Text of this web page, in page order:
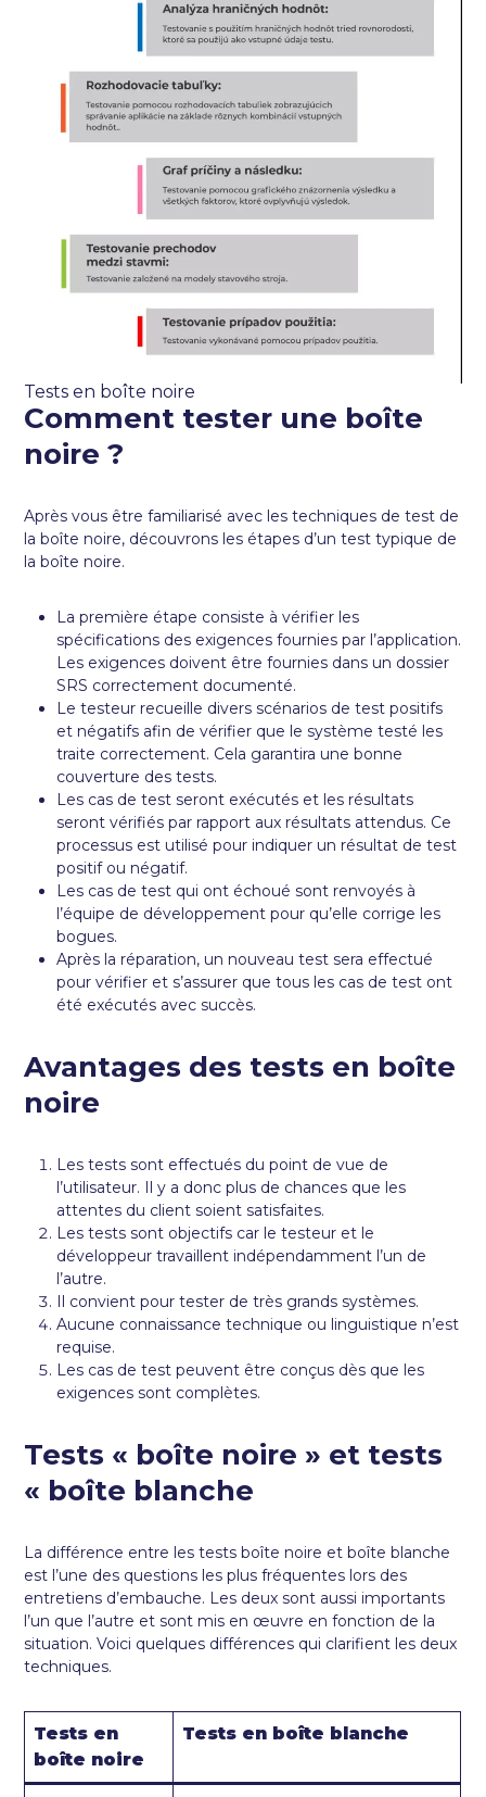
Tests en boîte noire
Comment tester une boîte
noire ?
Après vous être familiarisé avec les techniques de test de
la boîte noire, découvrons les étapes d’un test typique de
la boîte noire.
La première étape consiste à vérifier les
spécifications des exigences fournies par l’application.
Les exigences doivent être fournies dans un dossier
SRS correctement documenté.
Le testeur recueille divers scénarios de test positifs
et négatifs afin de vérifier que le système testé les
traite correctement. Cela garantira une bonne
couverture des tests.
Les cas de test seront exécutés et les résultats
seront vérifiés par rapport aux résultats attendus. Ce
processus est utilisé pour indiquer un résultat de test
positif ou négatif.
Les cas de test qui ont échoué sont renvoyés à
l’équipe de développement pour qu’elle corrige les
bogues.
Après la réparation, un nouveau test sera effectué
pour vérifier et s’assurer que tous les cas de test ont
été exécutés avec succès.
Avantages des tests en boîte
noire
Les tests sont effectués du point de vue de
l’utilisateur. Il y a donc plus de chances que les
attentes du client soient satisfaites.
Les tests sont objectifs car le testeur et le
développeur travaillent indépendamment l’un de
l’autre.
Il convient pour tester de très grands systèmes.
Aucune connaissance technique ou linguistique n’est
requise.
Les cas de test peuvent être conçus dès que les
exigences sont complètes.
Tests « boîte noire » et tests
« boîte blanche
La différence entre les tests boîte noire et boîte blanche
est l’une des questions les plus fréquentes lors des
entretiens d’embauche. Les deux sont aussi importants
l’un que l’autre et sont mis en œuvre en fonction de la
situation. Voici quelques différences qui clarifient les deux
techniques.
Tests en
boîte noire
Tests en boîte blanche